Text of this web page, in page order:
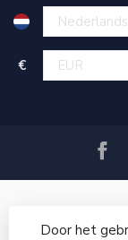
€
Door het